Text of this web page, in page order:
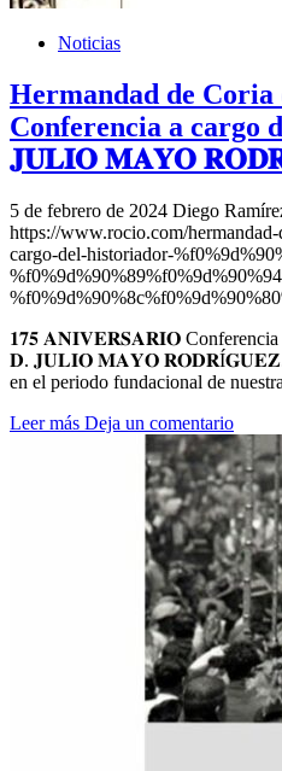
Noticias
Hermandad de Coria
Conferencia a cargo
𝐉𝐔𝐋𝐈𝐎 𝐌𝐀𝐘𝐎
5 de febrero de 2024 Diego
https://www.rocio.com/
cargo-del-historiador-
𝟏𝟕𝟓 𝐀𝐍𝐈𝐕𝐄𝐑𝐒𝐀𝐑𝐈𝐎 Conferencia
𝐃. 𝐉𝐔𝐋𝐈𝐎 𝐌𝐀𝐘𝐎 𝐑𝐎𝐃𝐑Í𝐆𝐔𝐄𝐙.
en el periodo fundacional de
Leer más Deja un comentario